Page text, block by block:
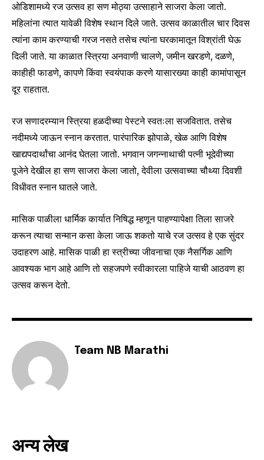
Join our community of
SUBSCRIBERS and be part of the
conversation.
To subscribe, simply enter your email address on our website
or click the subscribe button below. Don't worry, we respect
I've read and accept thePrivacy Policy.
Fans
ओडिशामध्ये रज उत्सव हा सण मोठ्या उत्साहाने साजरा केला जातो.
महिलांना त्यात यावेळी विशेष स्थान दिले जाते. उत्सव काळातील चार दिवस
त्यांना काम करण्याची गरज नसते तसेच त्यांना घरकामातून विश्रांती घेऊ
दिली जाते. या काळात स्त्रिया अनवाणी चालणे, जमीन खरडणे, दळणे,
काहीही फाडणे, कापणे किंवा स्वयंपाक करणे यासारख्या काही कामांपासून
दूर राहतात.
रज सणादरम्यान स्त्रिया हळदीच्या पेस्टने स्वतःला सजवितात. तसेच
नदीमध्ये जाऊन स्नान करतात. पारंपारिक झोपाळे, खेळ आणि विशेष
खाद्यपदार्थांचा आनंद घेतला जातो. भगवान जगन्नाथाची पत्नी भूदेवीच्या
पूजेने देखील हा सण साजरा केला जातो, देवीला उत्सवाच्या चौथ्या दिवशी
विधीवत स्नान घातले जाते.
मासिक पाळीला धार्मिक कार्यात निषिद्ध म्हणून पाहण्यापेक्षा तिला साजरे
करून त्याचा सन्मान कसा केला जाऊ शकतो याचे रज उत्सव हे एक सुंदर
उदाहरण आहे. मासिक पाळी हा स्त्रीच्या जीवनाचा एक नैसर्गिक आणि
आवश्यक भाग आहे आणि तो सहजपणे स्वीकारला पाहिजे याची आठवण हा
उत्सव करून देतो.
Team NB Marathi
अन्य लेख